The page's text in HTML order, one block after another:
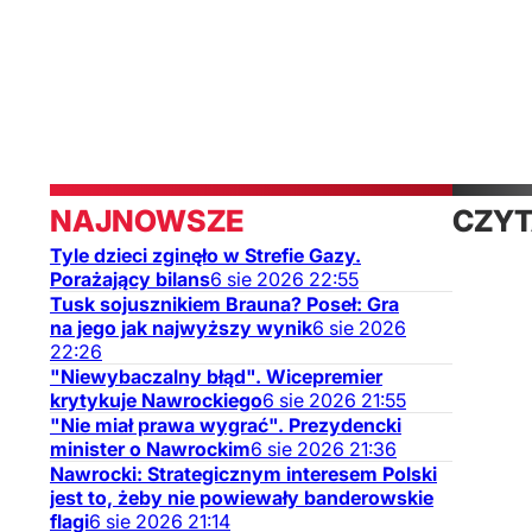
NAJNOWSZE
Tyle dzieci zginęło w Strefie Gazy.
Porażający bilans6 sie 2026 22:55
Tusk sojusznikiem Brauna? Poseł: Gra
na jego jak najwyższy wynik6 sie 2026
22:26
"Niewybaczalny błąd". Wicepremier
krytykuje Nawrockiego6 sie 2026 21:55
"Nie miał prawa wygrać". Prezydencki
minister o Nawrockim6 sie 2026 21:36
Nawrocki: Strategicznym interesem Polski
jest to, żeby nie powiewały banderowskie
flagi6 sie 2026 21:14